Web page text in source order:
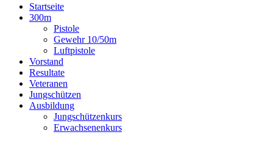
Startseite
300m
Pistole
Gewehr 10/50m
Luftpistole
Vorstand
Resultate
Veteranen
Jungschützen
Ausbildung
Jungschützenkurs
Erwachsenenkurs